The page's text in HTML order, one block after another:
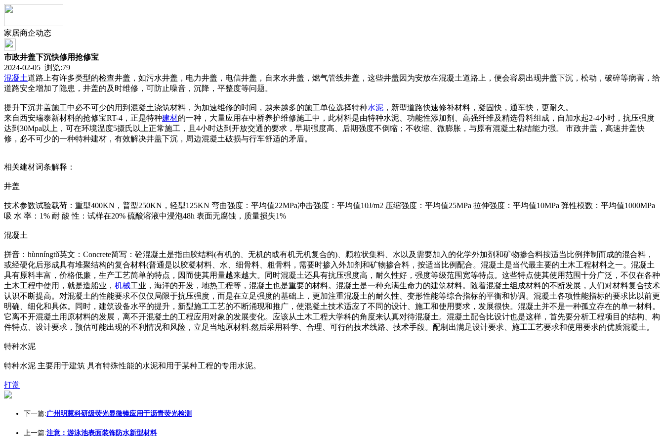
家居商企动态
市政井盖下沉快修用抢修宝
2024-02-05 浏览:79
混凝土道路上有许多类型的检查井盖，如污水井盖，电力井盖，电信井盖，自来水井盖，燃气管线井盖，这些井盖因为安放在混凝土道路上，便会容易出现井盖下沉，松动，破碎等病害，给
道路安全增加了隐患，井盖的及时维修，可防止噪音，沉降，平整度等问题。
提升下沉井盖施工中必不可少的用到混凝土浇筑材料，为加速维修的时间，越来越多的施工单位选择特种水泥 ，新型道路快速修补材料，凝固快，通车快，更耐久。
来自西安瑞泰新材料的抢修宝RT-4，正是特种建材的一种，大量应用在中桥养护维修施工中，此材料是由特种水泥、功能性添加剂、高强纤维及精选骨料组成，自加水起2-4小时，抗压强度
达到30Mpa以上，可在环境温度5摄氏以上正常施工，且4小时达到开放交通的要求，早期强度高、后期强度不倒缩；不收缩、微膨胀，与原有混凝土粘结能力强。 市政井盖，高速井盖快
修，必不可少的一种特种建材，有效解决井盖下沉，周边混凝土破损与行车舒适的矛盾。
相关建材词条解释：
井盖
技术参数试验载荷：重型400KN，普型250KN，轻型125KN 弯曲强度：平均值22MPa冲击强度：平均值10J/m2 压缩强度：平均值25MPa 拉伸强度：平均值10MPa 弹性模数：平均值1000MPa
吸 水 率：1% 耐 酸 性：试样在20% 硫酸溶液中浸泡48h 表面无腐蚀，质量损失1%
混凝土
拼音：hùnníngtǔ英文：Concrete简写：砼混凝土是指由胶结料(有机的、无机的或有机无机复合的)、颗粒状集料、水以及需要加入的化学外加剂和矿物掺合料按适当比例拌制而成的混合料，
或经硬化后形成具有堆聚结构的复合材料(普通是以胶凝材料、水、细骨料、粗骨料，需要时掺入外加剂和矿物掺合料，按适当比例配合。混凝土是当代最主要的土木工程材料之一。混凝土
具有原料丰富，价格低廉，生产工艺简单的特点，因而使其用量越来越大。同时混凝土还具有抗压强度高，耐久性好，强度等级范围宽等特点。这些特点使其使用范围十分广泛，不仅在各种
土木工程中使用，就是造船业， 机械工业，海洋的开发，地热工程等，混凝土也是重要的材料。混凝土是一种充满生命力的建筑材料。随着混凝土组成材料的不断发展，人们对材料复合技术
认识不断提高。对混凝土的性能要求不仅仅局限于抗压强度，而是在立足强度的基础上，更加注重混凝土的耐久性、变形性能等综合指标的平衡和协调。混凝土各项性能指标的要求比以前更
明确、细化和具体。同时，建筑设备水平的提升，新型施工工艺的不断涌现和推广，使混凝土技术适应了不同的设计、施工和使用要求，发展很快。混凝土并不是一种孤立存在的单一材料。
它离不开混凝土用原材料的发展，离不开混凝土的工程应用对象的发展变化。应该从土木工程大学科的角度来认真对待混凝土。混凝土配合比设计也是这样，首先要分析工程项目的结构、构
件特点、设计要求，预估可能出现的不利情况和风险，立足当地原材料.然后采用科学、合理、可行的技术线路、技术手段。配制出满足设计要求、施工工艺要求和使用要求的优质混凝土。
特种水泥
特种水泥 主要用于建筑 具有特殊性能的水泥和用于某种工程的专用水泥。
打赏
下一篇:广州明慧科研级荧光显微镜应用于沥青荧光检测
上一篇:注意：游泳池表面装饰防水新型材料